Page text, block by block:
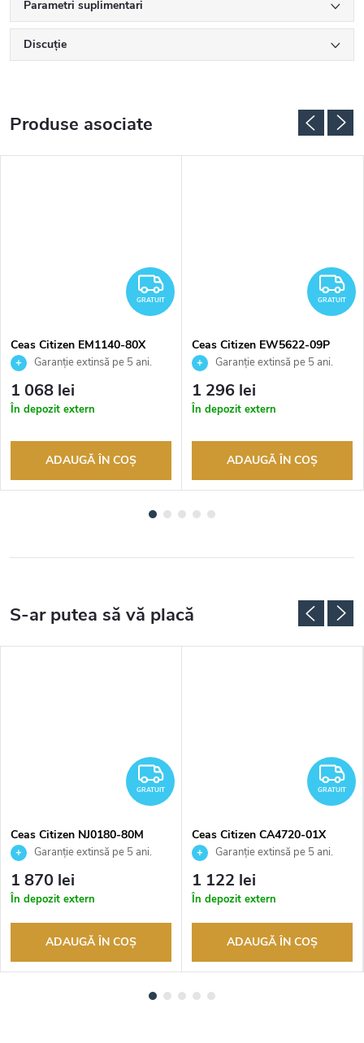
Parametri suplimentari
Discuţie
Produse asociate
GRATUIT
GRATUIT
Ceas Citizen EM1140-80X
Garanție extinsă pe 5 ani.
Până la 100 de zile pentru
returnarea bunurilor. Vânzător
autorizat
1 068 lei
În depozit extern
ADAUGĂ ÎN COŞ
GRATUIT
Ceas Citizen EW5622-09P
Garanție extinsă pe 5 ani.
Până la 100 de zile pentru
returnarea bunurilor. Vânzător
autorizat
1 296 lei
În depozit extern
ADAUGĂ ÎN COŞ
GRATUIT
GRATUIT
Ceas Citizen NJ0180-80M
Garanție extinsă pe 5 ani.
Până la 100 de zile pentru
returnarea bunurilor. Vânzător
autorizat
1 870 lei
În depozit extern
ADAUGĂ ÎN COŞ
GRATUIT
Ceas Citizen CA4720-01X
Garanție extinsă pe 5 ani.
Până la 100 de zile pentru
returnarea bunurilor. Vânzător
autorizat
1 122 lei
În depozit extern
ADAUGĂ ÎN COŞ